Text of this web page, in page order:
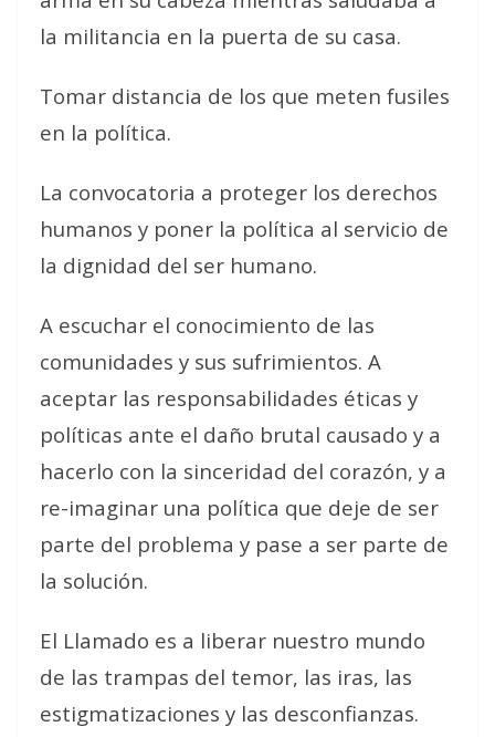
la militancia en la puerta de su casa.
Tomar distancia de los que meten fusiles
en la política.
La convocatoria a proteger los derechos
humanos y poner la política al servicio de
la dignidad del ser humano.
A escuchar el conocimiento de las
comunidades y sus sufrimientos. A
aceptar las responsabilidades éticas y
políticas ante el daño brutal causado y a
hacerlo con la sinceridad del corazón, y a
re-imaginar una política que deje de ser
parte del problema y pase a ser parte de
la solución.
El Llamado es a liberar nuestro mundo
de las trampas del temor, las iras, las
estigmatizaciones y las desconfianzas.